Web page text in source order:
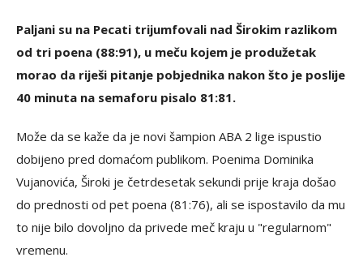
Paljani su na Pecati trijumfovali nad Širokim razlikom
od tri poena (88:91), u meču kojem je produžetak
morao da riješi pitanje pobjednika nakon što je poslije
40 minuta na semaforu pisalo 81:81.
Može da se kaže da je novi šampion ABA 2 lige ispustio
dobijeno pred domaćom publikom. Poenima Dominika
Vujanovića, Široki je četrdesetak sekundi prije kraja došao
do prednosti od pet poena (81:76), ali se ispostavilo da mu
to nije bilo dovoljno da privede meč kraju u "regularnom"
vremenu.